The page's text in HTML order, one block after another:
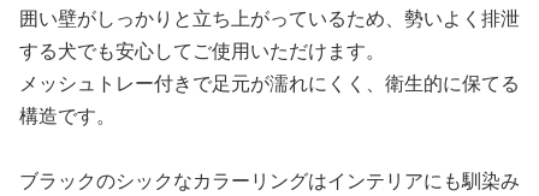
囲い壁がしっかりと立ち上がっているため、勢いよく排泄
する犬でも安心してご使用いただけます。
メッシュトレー付きで足元が濡れにくく、衛生的に保てる
構造です。
ブラックのシックなカラーリングはインテリアにも馴染み